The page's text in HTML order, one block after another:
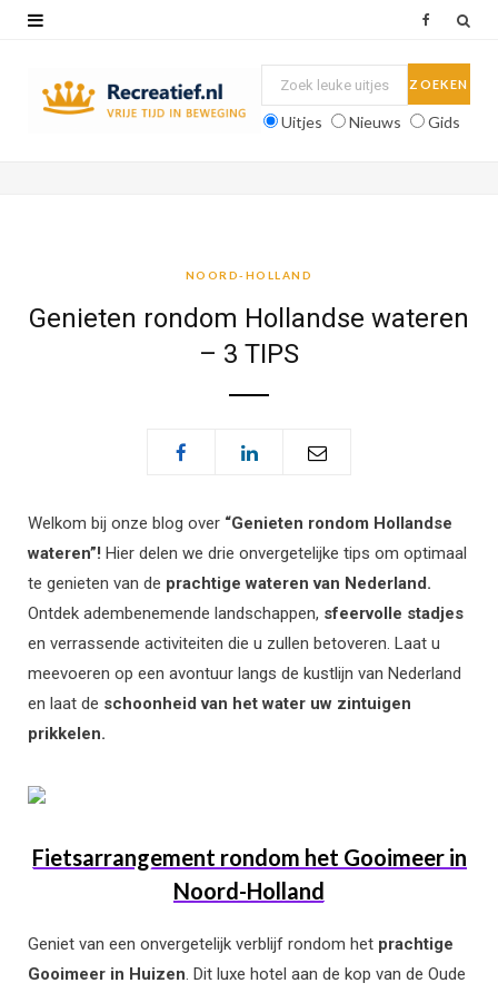
Uitjes Nieuws Gids
NOORD-HOLLAND
Genieten rondom Hollandse wateren
– 3 TIPS
Welkom bij onze blog over “Genieten rondom Hollandse
wateren”! Hier delen we drie onvergetelijke tips om optimaal
te genieten van de prachtige wateren van Nederland.
Ontdek adembenemende landschappen, sfeervolle stadjes
en verrassende activiteiten die u zullen betoveren. Laat u
meevoeren op een avontuur langs de kustlijn van Nederland
en laat de schoonheid van het water uw zintuigen
prikkelen.
Fietsarrangement rondom het Gooimeer in
Noord-Holland
Geniet van een onvergetelijk verblijf rondom het prachtige
Gooimeer in Huizen. Dit luxe hotel aan de kop van de Oude